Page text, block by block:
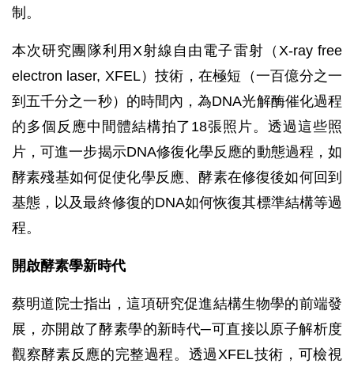
制。
本次研究團隊利用X射線自由電子雷射（X-ray free
electron laser, XFEL）技術，在極短（一百億分之一
到五千分之一秒）的時間內，為DNA光解酶催化過程
的多個反應中間體結構拍了18張照片。透過這些照
片，可進一步揭示DNA修復化學反應的動態過程，如
酵素殘基如何促使化學反應、酵素在修復後如何回到
基態，以及最終修復的DNA如何恢復其標準結構等過
程。
開啟酵素學新時代
蔡明道院士指出，這項研究促進結構生物學的前端發
展，亦開啟了酵素學的新時代─可直接以原子解析度
觀察酵素反應的完整過程。透過XFEL技術，可檢視